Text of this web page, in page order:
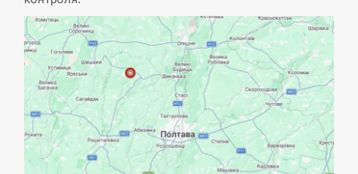
СЕРПЕНЬ
12:53
США обсуждают лицензии на Patriot для
Украины, несмотря на сомнения…
СЕРПЕНЬ
Латвія готова направити до 20 військових для
розблокування Ормузької протоки